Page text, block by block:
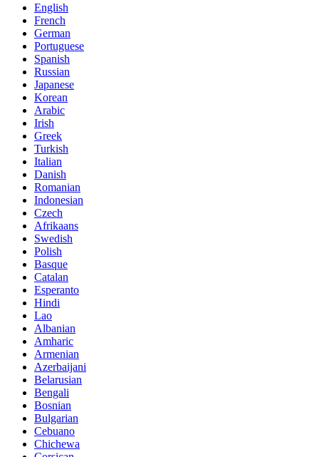
English
French
German
Portuguese
Spanish
Russian
Japanese
Korean
Arabic
Irish
Greek
Turkish
Italian
Danish
Romanian
Indonesian
Czech
Afrikaans
Swedish
Polish
Basque
Catalan
Esperanto
Hindi
Lao
Albanian
Amharic
Armenian
Azerbaijani
Belarusian
Bengali
Bosnian
Bulgarian
Cebuano
Chichewa